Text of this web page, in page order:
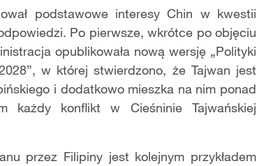
podstawowe interesy Chin w kwestii
Po pierwsze, wkrótce po objęciu
opublikowała nową wersję „Polityki
w której stwierdzono, że Tajwan jest
i dodatkowo mieszka na nim ponad
konflikt w Cieśninie Tajwańskiej
przez Filipiny jest kolejnym przykładem